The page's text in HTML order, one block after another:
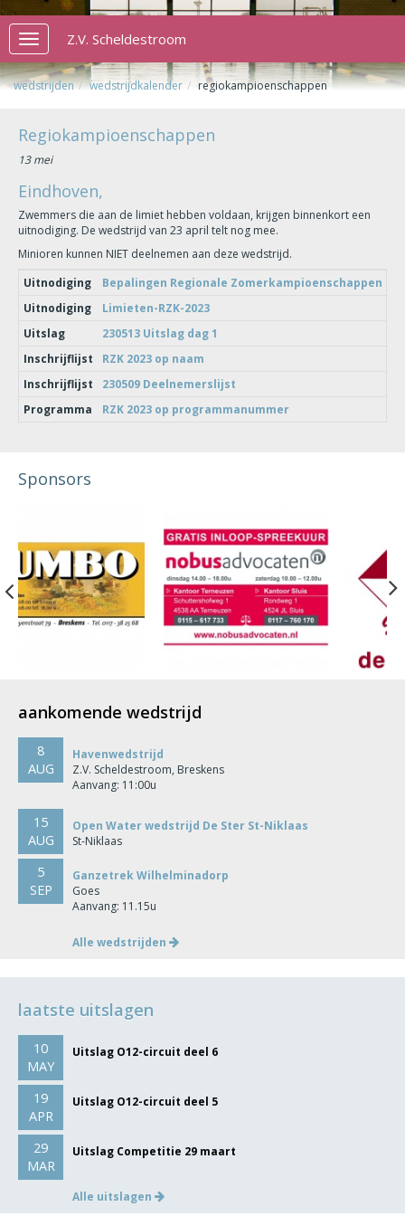
Toggle
navigation
Z.V. Scheldestroom
wedstrijden wedstrijdkalender regiokampioenschappen
Regiokampioenschappen
13 mei
Eindhoven,
Zwemmers die aan de limiet hebben voldaan, krijgen binnenkort een
uitnodiging. De wedstrijd van 23 april telt nog mee.
Minioren kunnen NIET deelnemen aan deze wedstrijd.
Uitnodiging
Bepalingen Regionale Zomerkampioenschappen
Uitnodiging
Limieten-RZK-2023
Uitslag
230513 Uitslag dag 1
Inschrijflijst
RZK 2023 op naam
Inschrijflijst
230509 Deelnemerslijst
Programma
RZK 2023 op programmanummer
Sponsors
Previous
aankomende wedstrijd
8
AUG
Havenwedstrijd
Z.V. Scheldestroom, Breskens
Aanvang: 11:00u
15
AUG
Open Water wedstrijd De Ster St-Niklaas
St-Niklaas
5
SEP
Ganzetrek Wilhelminadorp
Goes
Aanvang: 11.15u
Alle wedstrijden
laatste uitslagen
10
MAY
Uitslag O12-circuit deel 6
19
APR
Uitslag O12-circuit deel 5
29
MAR
Uitslag Competitie 29 maart
Alle uitslagen